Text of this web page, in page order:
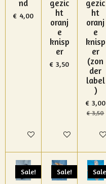
nd
€ 4,00
In winkelwagen
gezic
ht
oranj
e
knisp
er
€ 3,50
In winkelwagen
gezic
ht
oranj
e
knisp
er
(zon
der
label
)
€ 3,00
€ 3,50
In
Sale! Sale!